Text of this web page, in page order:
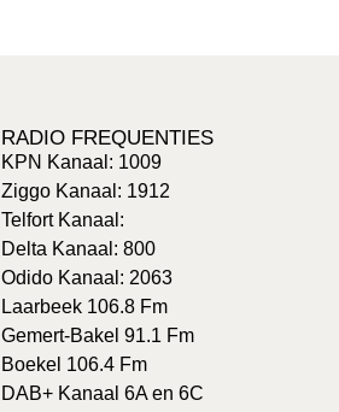
RADIO FREQUENTIES
KPN Kanaal: 1009
Ziggo Kanaal: 1912
Telfort Kanaal:
Delta Kanaal: 800
Odido Kanaal: 2063
Laarbeek 106.8 Fm
Gemert-Bakel 91.1 Fm
Boekel 106.4 Fm
DAB+ Kanaal 6A en 6C